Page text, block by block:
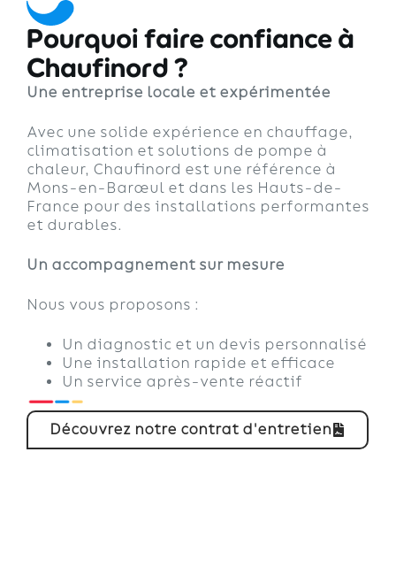
Pourquoi faire confiance à
Chaufinord ?
Une entreprise locale et expérimentée
Avec une solide expérience en chauffage,
climatisation et solutions de pompe à
chaleur, Chaufinord est une référence à
Mons-en-Barœul et dans les Hauts-de-
France pour des installations performantes
et durables.
Un accompagnement sur mesure
Nous vous proposons :
Un diagnostic et un devis personnalisé
Une installation rapide et efficace
Un service après-vente réactif
Découvrez notre contrat d'entretien